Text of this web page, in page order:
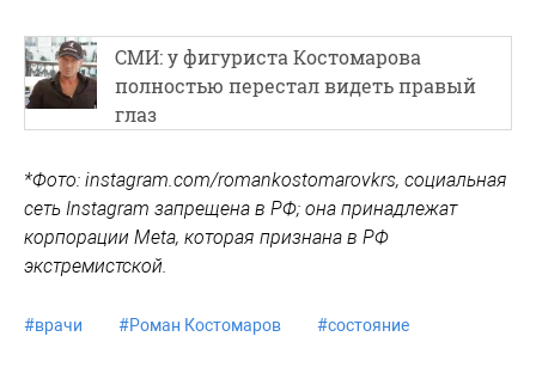
СМИ: у фигуриста Костомарова
полностью перестал видеть правый
глаз
*Фото: instagram.com/romankostomarovkrs, социальная
сеть Instagram запрещена в РФ; она принадлежат
корпорации Meta, которая признана в РФ
экстремистской.
#врачи #Роман Костомаров #состояние